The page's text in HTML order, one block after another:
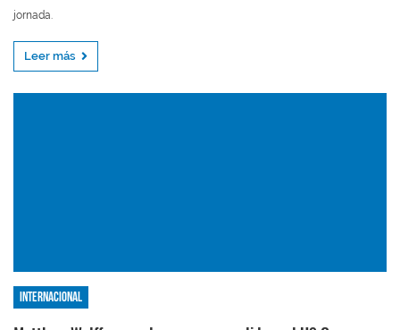
jornada.
Leer más
Internacional